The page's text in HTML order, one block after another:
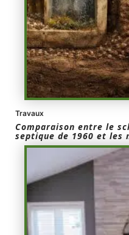
Travaux
Comparaison entre le
septique de 1960 et les